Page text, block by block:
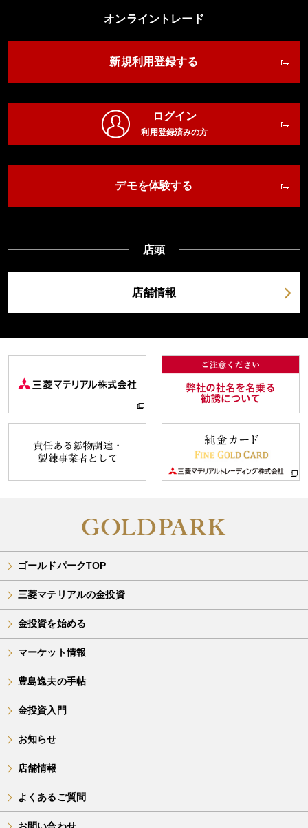
オンライントレード
新規利用登録する
ログイン
利用登録済みの方
デモを体験する
店頭
店舗情報
ゴールドパークTOP
三菱マテリアルの金投資
金投資を始める
マーケット情報
豊島逸夫の手帖
金投資入門
お知らせ
店舗情報
よくあるご質問